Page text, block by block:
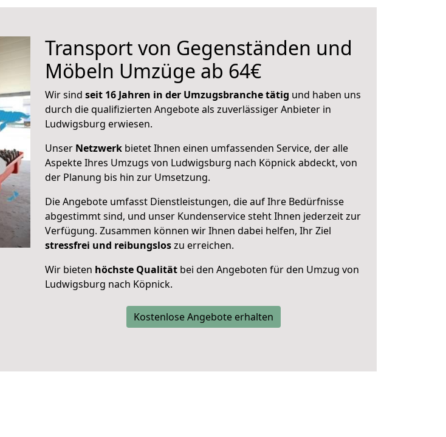
Transport von Gegenständen und
Möbeln Umzüge ab 64€
Wir sind seit 16 Jahren in der Umzugsbranche tätig und haben uns
durch die qualifizierten Angebote als zuverlässiger Anbieter in
Ludwigsburg erwiesen.
Unser Netzwerk bietet Ihnen einen umfassenden Service, der alle
Aspekte Ihres Umzugs von Ludwigsburg nach Köpnick abdeckt, von
der Planung bis hin zur Umsetzung.
Die Angebote umfasst Dienstleistungen, die auf Ihre Bedürfnisse
abgestimmt sind, und unser Kundenservice steht Ihnen jederzeit zur
Verfügung. Zusammen können wir Ihnen dabei helfen, Ihr Ziel
stressfrei und reibungsloszu erreichen.
Wir bieten höchste Qualität bei den Angeboten für den Umzug von
Ludwigsburg nach Köpnick.
Kostenlose Angebote erhalten